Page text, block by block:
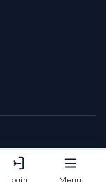
Login Menu